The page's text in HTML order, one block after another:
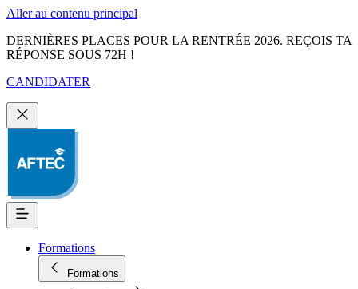
Aller au contenu principal
DERNIÈRES PLACES POUR LA RENTRÉE 2026. REÇOIS TA
RÉPONSE SOUS 72H !
CANDIDATER
Formations
Formations